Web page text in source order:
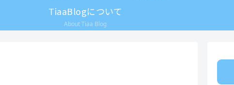
TiaaBlogについて
About Tiaa Blog